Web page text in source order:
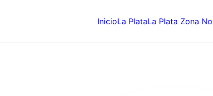
InicioLa PlataLa Plata Zona